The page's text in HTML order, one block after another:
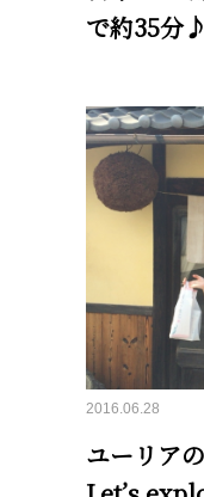
で約35
2016.06.28
ユーリア